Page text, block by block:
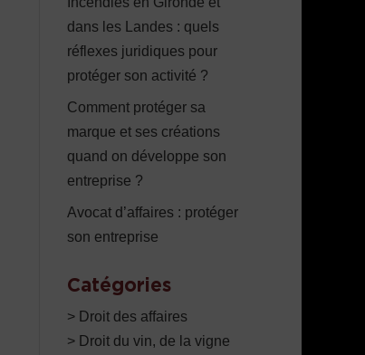
dans les Landes : quels
réflexes juridiques pour
protéger son activité ?
Comment protéger sa
marque et ses créations
quand on développe son
entreprise ?
Avocat d’affaires : protéger
son entreprise
Catégories
> Droit des affaires
> Droit du vin, de la vigne